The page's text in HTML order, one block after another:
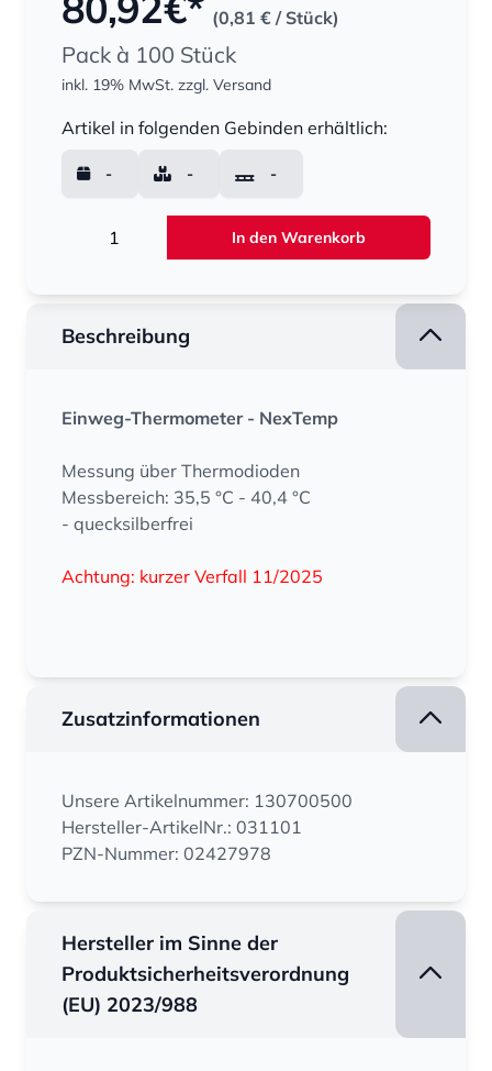
(0,81 € / Stück)
Pack à 100 Stück
inkl. 19% MwSt. zzgl. Versand
Artikel in folgenden Gebinden erhältlich:
- - -
In den Warenkorb
Beschreibung
Einweg-Thermometer - NexTemp
Messung über Thermodioden
Messbereich: 35,5 °C - 40,4 °C
- quecksilberfrei
Achtung: kurzer Verfall 11/2025
Zusatzinformationen
Unsere Artikelnummer: 130700500
Hersteller-ArtikelNr.: 031101
PZN-Nummer: 02427978
Hersteller im Sinne der
Produktsicherheitsverordnung
(EU) 2023/988